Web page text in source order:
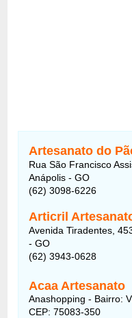
Artesanato do
Rua São Francisco
Anápolis - GO
(62) 3098-6226
Articril
Avenida Tiradentes,
- GO
(62) 3943-0628
Acaa Artesanato
Anashopping - Bairro:
CEP: 75083-350